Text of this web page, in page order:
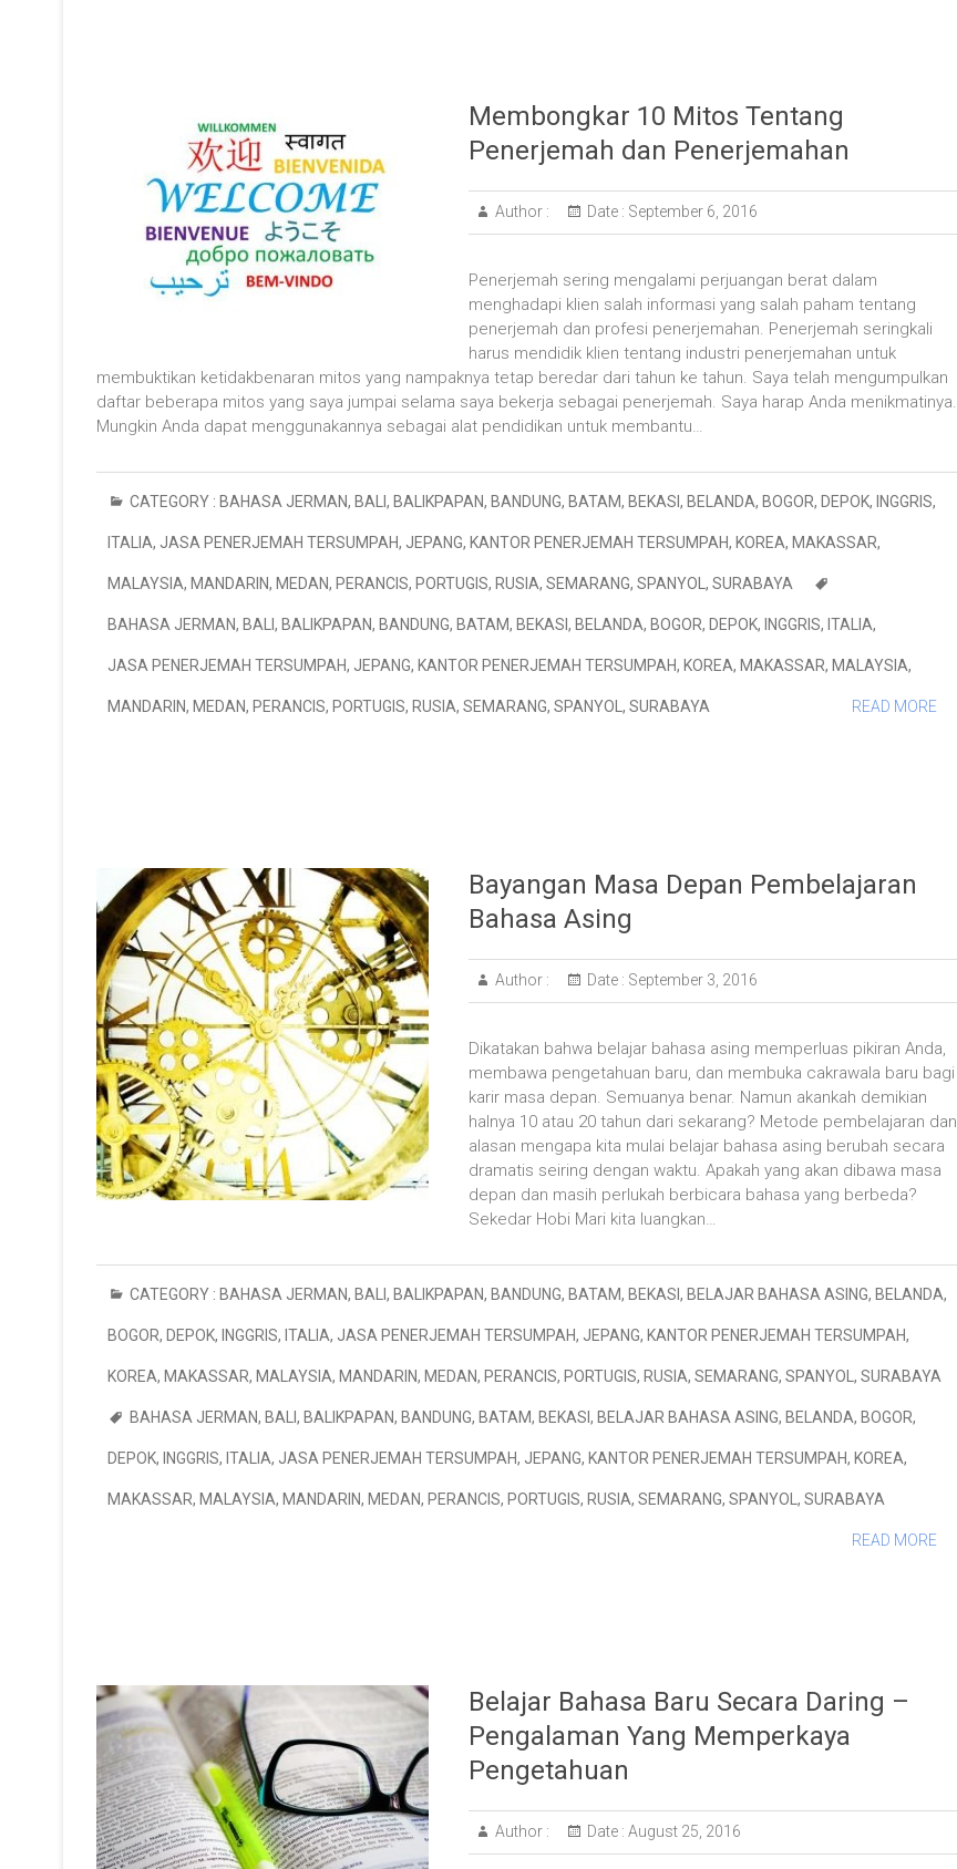
Membongkar 10 Mitos Tentang
Penerjemah dan Penerjemahan
Author : Date : September 6, 2016
Penerjemah sering mengalami perjuangan berat dalam
menghadapi klien salah informasi yang salah paham tentang
penerjemah dan profesi penerjemahan. Penerjemah seringkali
harus mendidik klien tentang industri penerjemahan untuk
membuktikan ketidakbenaran mitos yang nampaknya tetap beredar dari tahun ke tahun. Saya telah mengumpulkan
daftar beberapa mitos yang saya jumpai selama saya bekerja sebagai penerjemah. Saya harap Anda menikmatinya.
Mungkin Anda dapat menggunakannya sebagai alat pendidikan untuk membantu…
CATEGORY : BAHASA JERMAN, BALI , BALIKPAPAN, BANDUNG, BATAM, BEKASI , BELANDA, BOGOR, DEPOK, INGGRIS,
ITALIA, JASA PENERJEMAH TERSUMPAH, JEPANG, KANTOR PENERJEMAH TERSUMPAH, KOREA, MAKASSAR,
MALAYSIA, MANDARIN, MEDAN, PERANCIS, PORTUGIS, RUSIA, SEMARANG, SPANYOL , SURABAYA
BAHASA JERMAN, BALI , BALIKPAPAN, BANDUNG, BATAM, BEKASI , BELANDA, BOGOR, DEPOK, INGGRIS, ITALIA,
JASA PENERJEMAH TERSUMPAH, JEPANG, KANTOR PENERJEMAH TERSUMPAH, KOREA, MAKASSAR, MALAYSIA,
MANDARIN, MEDAN, PERANCIS, PORTUGIS, RUSIA, SEMARANG, SPANYOL , SURABAYA READ MORE
Bayangan Masa Depan Pembelajaran
Bahasa Asing
Author : Date : September 3, 2016
Dikatakan bahwa belajar bahasa asing memperluas pikiran Anda,
membawa pengetahuan baru, dan membuka cakrawala baru bagi
karir masa depan. Semuanya benar. Namun akankah demikian
halnya 10 atau 20 tahun dari sekarang? Metode pembelajaran dan
alasan mengapa kita mulai belajar bahasa asing berubah secara
dramatis seiring dengan waktu. Apakah yang akan dibawa masa
depan dan masih perlukah berbicara bahasa yang berbeda?
Sekedar Hobi Mari kita luangkan…
CATEGORY : BAHASA JERMAN, BALI , BALIKPAPAN, BANDUNG, BATAM, BEKASI , BELAJAR BAHASA ASING, BELANDA,
BOGOR, DEPOK, INGGRIS, ITALIA, JASA PENERJEMAH TERSUMPAH, JEPANG, KANTOR PENERJEMAH TERSUMPAH,
KOREA, MAKASSAR, MALAYSIA, MANDARIN, MEDAN, PERANCIS, PORTUGIS, RUSIA, SEMARANG, SPANYOL , SURABAYA
BAHASA JERMAN, BALI , BALIKPAPAN, BANDUNG, BATAM, BEKASI , BELAJAR BAHASA ASING, BELANDA, BOGOR,
DEPOK, INGGRIS, ITALIA, JASA PENERJEMAH TERSUMPAH, JEPANG, KANTOR PENERJEMAH TERSUMPAH, KOREA,
MAKASSAR, MALAYSIA, MANDARIN, MEDAN, PERANCIS, PORTUGIS, RUSIA, SEMARANG, SPANYOL , SURABAYA
READ MORE
Belajar Bahasa Baru Secara Daring –
Pengalaman Yang Memperkaya
Pengetahuan
Author : Date : August 25, 2016